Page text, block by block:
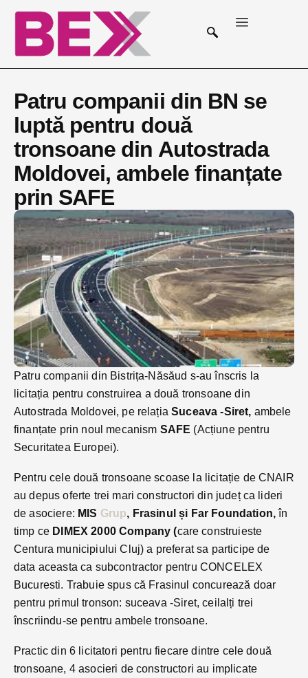
Patru companii din BN se
luptă pentru două
tronsoane din Autostrada
Moldovei, ambele finanțate
prin SAFE
Patru companii din Bistrița-Năsăud s-au înscris la
licitația pentru construirea a două tronsoane din
Autostrada Moldovei, pe relațiaSuceava -Siret, ambele
finanțate prin noul mecanism SAFE (Acțiune pentru
Securitatea Europei).
Pentru cele două tronsoane scoase la licitație de CNAIR
au depus oferte trei mari constructori din județ ca lideri
de asociere: MIS Grup, Frasinul și Far Foundation,în
timp ce DIMEX 2000 Company (care construieste
Centura municipiului Cluj) a preferat sa participe de
data aceasta ca subcontractor pentru CONCELEX
Bucuresti. Trabuie spus că Frasinul concurează doar
pentru primul tronson: suceava -Siret, ceilalți trei
înscriindu-se pentru ambele tronsoane.
Practic din 6 licitatori pentru fiecare dintre cele două
tronsoane, 4 asocieri de constructori au implicate